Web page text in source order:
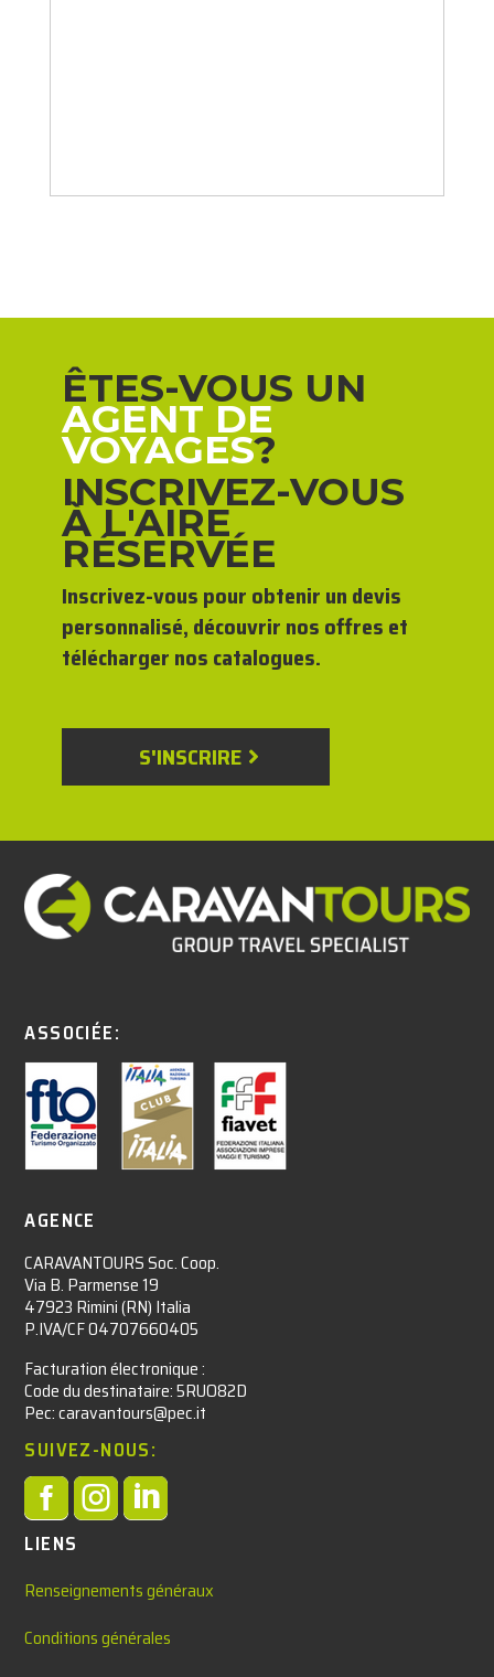
ÊTES-VOUS UN
AGENT DE
VOYAGES?
INSCRIVEZ-VOUS
À L'AIRE
RÉSERVÉE
Inscrivez-vous pour obtenir un devis
personnalisé, découvrir nos offres et
télécharger nos catalogues.
S'INSCRIRE
ASSOCIÉE:
AGENCE
CARAVANTOURS Soc. Coop.
Via B. Parmense 19
47923 Rimini (RN) Italia
P.IVA/CF 04707660405
Facturation électronique :​
Code du destinataire: 5RUO82D
Pec: caravantours@pec.it
SUIVEZ-NOUS:

LIENS
Renseignements généraux
Conditions générales